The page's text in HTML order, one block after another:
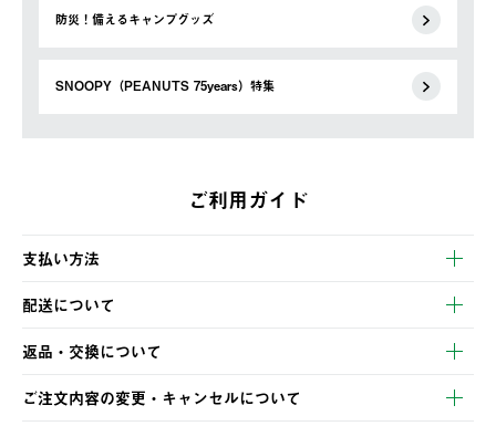
防災！備えるキャンプグッズ
SNOOPY（PEANUTS 75years）特集
ご利用ガイド
支払い方法
以下のいずれかの方法でお支払いいただけます。
・クレジットカード決済
・コンビニ決済
・Pay-easy決済
配送について
【発送スケジュール】
ご注文・ご入金完了より2営業日以内に商品を発送いたします。
土日祝の発送はございませんので、木曜日以降のご注文は週明け
の発送となる場合がございます。
返品・交換について
※お客様都合の場合
ご注文内容の変更・キャンセルについて